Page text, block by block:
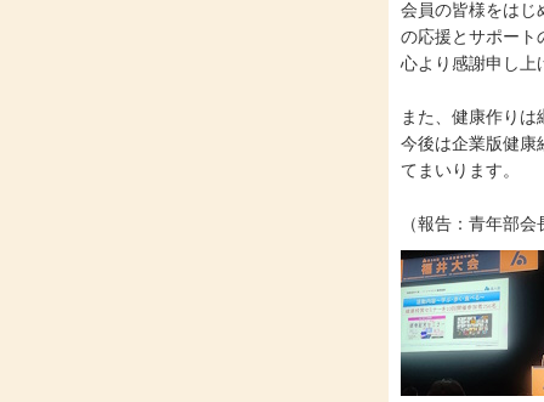
会員の皆様をはじ
の応援とサポート
心より感謝申し上
また、健康作りは
今後は企業版健康
てまいります。
（報告：青年部